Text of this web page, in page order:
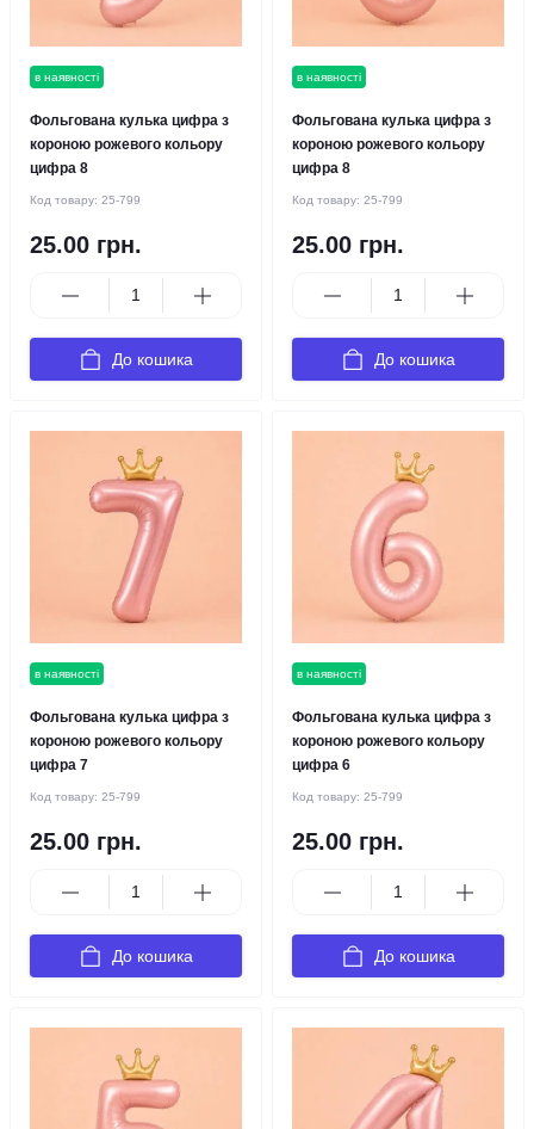
в наявності
Фольгована кулька цифра з
короною рожевого кольору
цифра 8
Код товару: 25-799
25.00 грн.
До кошика
в наявності
Фольгована кулька цифра з
короною рожевого кольору
цифра 8
Код товару: 25-799
25.00 грн.
До кошика
в наявності
Фольгована кулька цифра з
короною рожевого кольору
цифра 7
Код товару: 25-799
25.00 грн.
До кошика
в наявності
Фольгована кулька цифра з
короною рожевого кольору
цифра 6
Код товару: 25-799
25.00 грн.
До кошика